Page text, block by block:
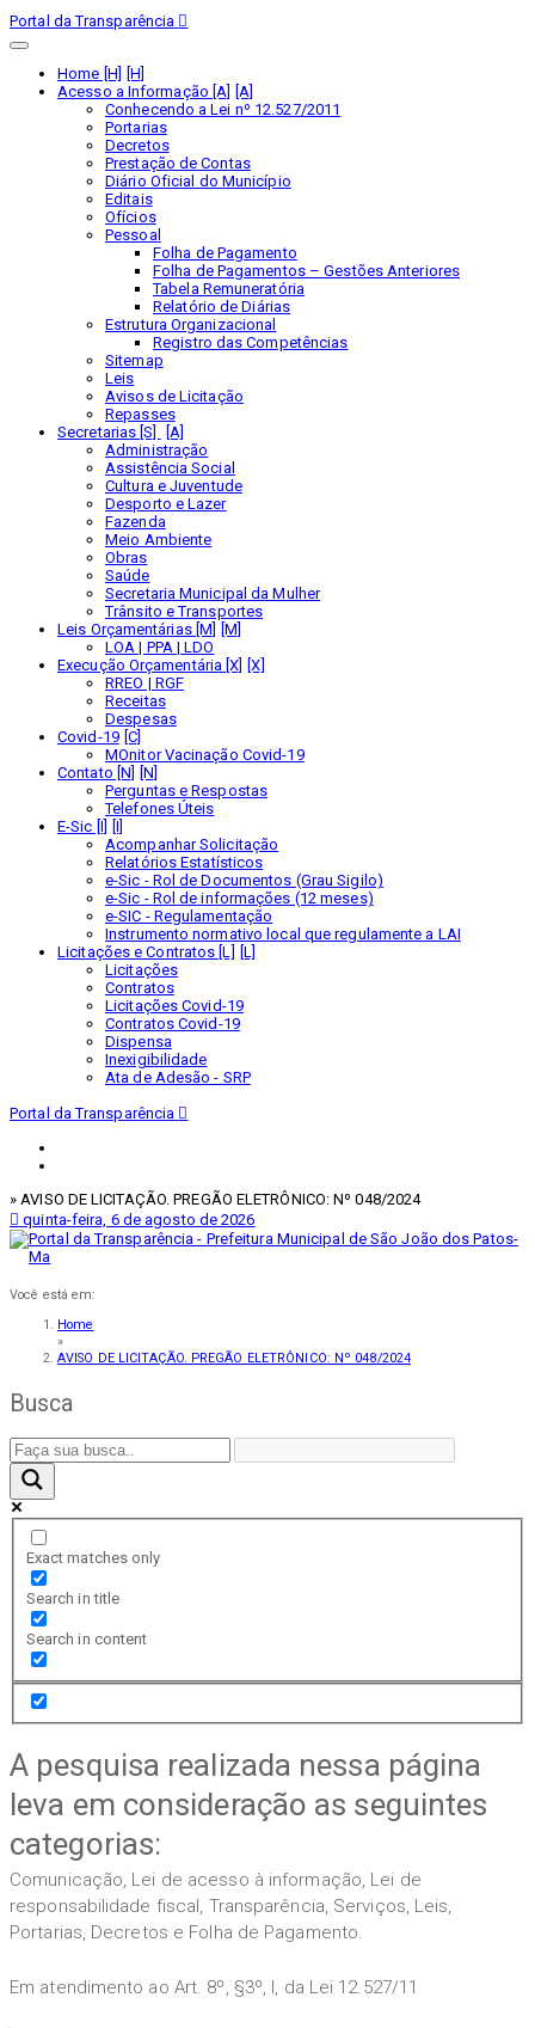
Portal da Transparência
Home [H]
Acesso a Informação [A]
Conhecendo a Lei nº 12.527/2011
Portarias
Decretos
Prestação de Contas
Diário Oficial do Município
Editais
Ofícios
Pessoal
Folha de Pagamento
Folha de Pagamentos – Gestões Anteriores
Tabela Remuneratória
Relatório de Diárias
Estrutura Organizacional
Registro das Competências
Sitemap
Leis
Avisos de Licitação
Repasses
Secretarias [S]
Administração
Assistência Social
Cultura e Juventude
Desporto e Lazer
Fazenda
Meio Ambiente
Obras
Saúde
Secretaria Municipal da Mulher
Trânsito e Transportes
Leis Orçamentárias [M]
LOA | PPA | LDO
Execução Orçamentária [X]
RREO | RGF
Receitas
Despesas
Covid-19
MOnitor Vacinação Covid-19
Contato [N]
Perguntas e Respostas
Telefones Úteis
E-Sic [I]
Acompanhar Solicitação
Relatórios Estatísticos
e-Sic - Rol de Documentos (Grau Sigilo)
e-Sic - Rol de informações (12 meses)
e-SIC - Regulamentação
Instrumento normativo local que regulamente a LAI
Licitações e Contratos [L]
Licitações
Contratos
Licitações Covid-19
Contratos Covid-19
Dispensa
Inexigibilidade
Ata de Adesão - SRP
Portal da Transparência
» AVISO DE LICITAÇÃO. PREGÃO ELETRÔNICO: Nº 048/2024
quinta-feira, 6 de agosto de 2026
Você está em:
Home
»
AVISO DE LICITAÇÃO. PREGÃO ELETRÔNICO: Nº 048/2024
Busca
Exact matches only
Search in title
Search in content
A pesquisa realizada nessa página
leva em consideração as seguintes
categorias:
Comunicação, Lei de acesso à informação, Lei de
responsabilidade fiscal, Transparência, Serviços, Leis,
Portarias, Decretos e Folha de Pagamento.
Em atendimento ao Art. 8º, §3º, I, da Lei 12.527/11